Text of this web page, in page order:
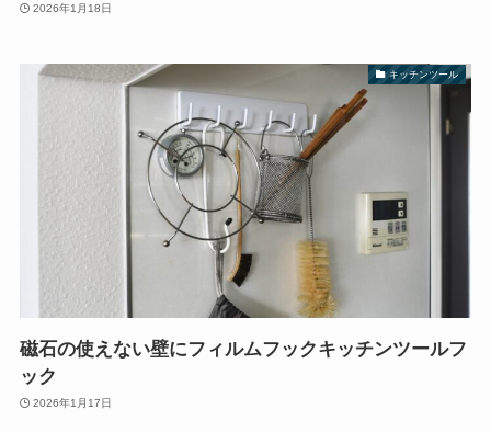
2026年1月18日
キッチンツール
磁石の使えない壁にフィルムフックキッチンツールフ
ック
2026年1月17日